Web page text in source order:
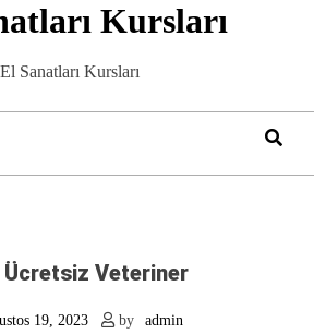
Kursları
El Sanatları Kursları
Ücretsiz Veteriner
19, 2023 by admin